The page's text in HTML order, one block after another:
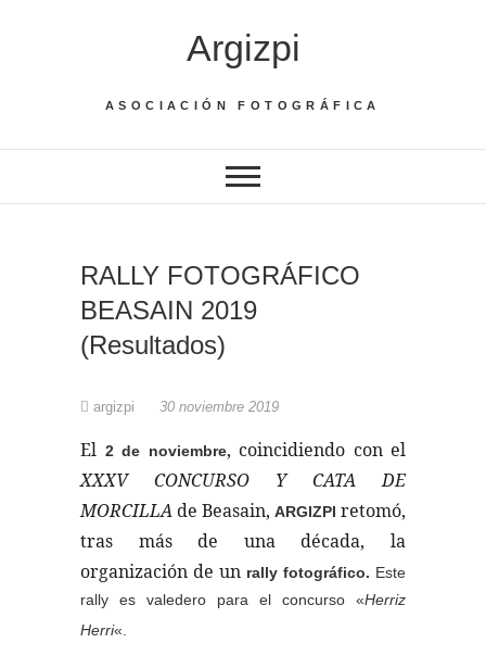
Argizpi
ASOCIACIÓN FOTOGRÁFICA
RALLY FOTOGRÁFICO
BEASAIN 2019
(Resultados)
argizpi 30 noviembre 2019
El 2 de noviembre, coincidiendo con el
XXXV CONCURSO Y CATA DE
MORCILLAde Beasain, ARGIZPI retomó,
tras más de una década, la
organización de un rally fotográfico. Este
rally es valedero para el concurso «Herriz
Herri«.